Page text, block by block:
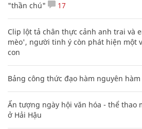
"thần chú"
17
Clip lột tả chân thực cảnh anh trai và
mèo', người tinh ý còn phát hiện một
con
Bảng công thức đạo hàm nguyên
Ấn tượng ngày hội văn hóa - thể thao
ở Hải Hậu